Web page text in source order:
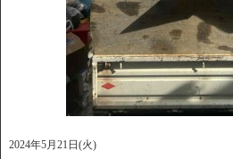
2024年5月21日(火)